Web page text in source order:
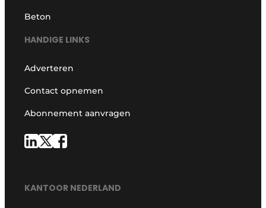
Beton
HANDIGE LINKS
Adverteren
Contact opnemen
Abonnement aanvragen
KANTOOR NEDERLAND